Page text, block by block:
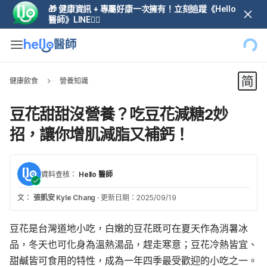
🎁 健康資訊 + 專屬好康一次擁有！立刻追蹤《Hello
醫師》LINE👆🏼
健康飲食 營養知識
豆花甜甜沒營養？吃豆花減糖2妙
招，讓你增肌減脂又補鈣！
資料查核： Hello 醫師
文： 張凱安 Kyle Chang · 更新日期：2025/09/19
豆花是台灣道地小吃，白嫩的豆花既可在夏天作為消暑冰
品，冬天也可化身為溫熱湯品，趕走寒意；豆花冷熱皆宜、
甜鹹皆可食用的特性，成為一年四季最受歡迎的小吃之一。